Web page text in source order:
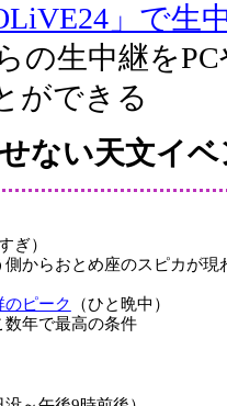
」で生
の生中継を
ができる
ない天文イ
ぎ）
側からおとめ座のスピカが現
ピーク
（ひと晩中）
数年で最高の条件